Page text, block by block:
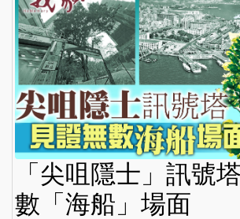
「尖咀隱士」訊號
數「海船」場面